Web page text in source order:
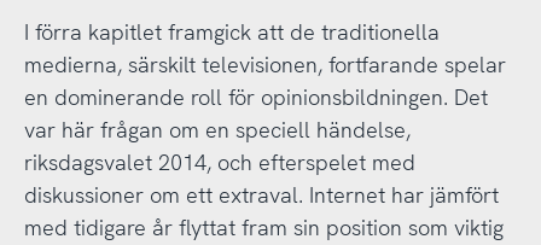
I förra kapitlet framgick att de traditionella
medierna, särskilt televisionen, fortfarande spelar
en dominerande roll för opinionsbildningen. Det
var här frågan om en speciell händelse,
riksdagsvalet 2014, och efterspelet med
diskussioner om ett extraval. Internet har jämfört
med tidigare år flyttat fram sin position som viktig